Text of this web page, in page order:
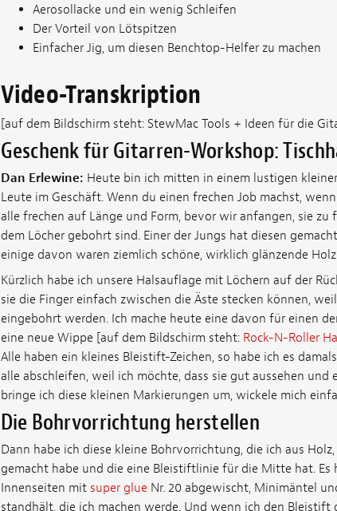
Aerosollacke und ein wenig Schleifen
Der Vorteil von Lötspitzen
Einfacher Jig, um diesen Benchtop-Helfer zu machen
Video-Transkription
[auf dem Bildschirm steht: StewMac Tools + Ideen für die
Geschenk für Gitarren-Workshop:
Dan Erlewine: Heute bin ich mitten in einem lustigen
Leute im Geschäft. Wenn du einen frechen Job machst,
alle frechen auf Länge und Form, bevor wir anfangen, sie
dem Löcher gebohrt sind. Einer der Jungs hat diesen
einige davon waren ziemlich schöne, wirklich glänzende
Kürzlich habe ich unsere Halsauflage mit Löchern auf der
sie die Finger einfach zwischen die Äste stecken können,
eingebohrt werden. Ich mache heute eine davon für einen
eine neue Wippe [auf dem Bildschirm steht: Rock-N-Roller
Alle haben ein kleines Bleistift-Zeichen, so habe ich es
alle abschleifen, weil ich möchte, dass sie gut aussehen und
bringe ich diese kleinen Markierungen um, wickele mich
Die Bohrvorrichtung herstellen
Dann habe ich diese kleine Bohrvorrichtung, die ich aus
gemacht habe und die eine Bleistiftlinie für die Mitte hat. Es
Innenseiten mit super glue Nr. 20 abgewischt, Minimäntel
standhält, die ich machen werde. Und wenn ich den Bleistift